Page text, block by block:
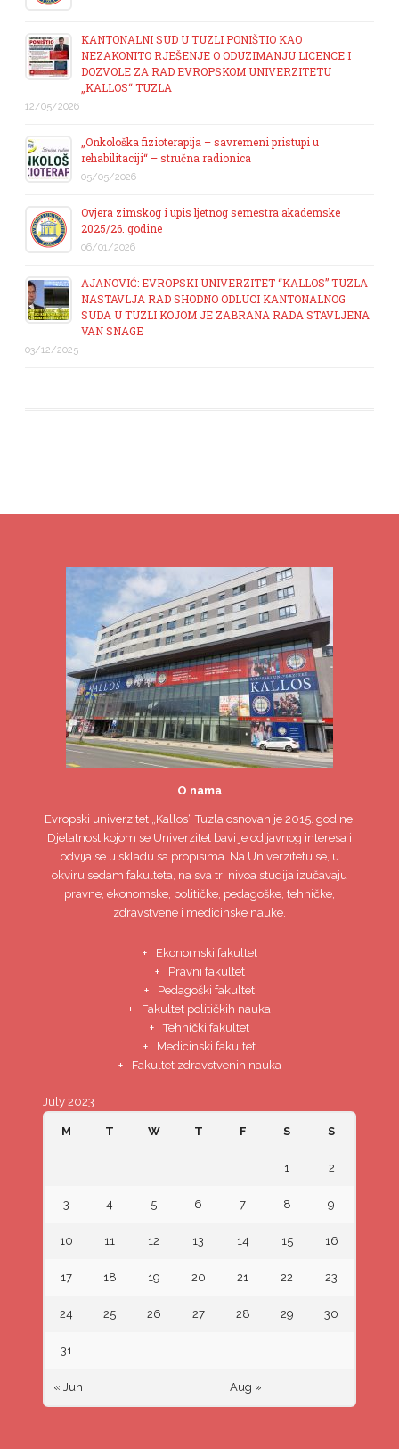
KANTONALNI SUD U TUZLI PONIŠTIO KAO
NEZAKONITO RJEŠENJE O ODUZIMANJU LICENCE I
DOZVOLE ZA RAD EVROPSKOM UNIVERZITETU
„KALLOS“ TUZLA
12/05/2026
„Onkološka fizioterapija – savremeni pristupi u
rehabilitaciji“ – stručna radionica
05/05/2026
Ovjera zimskog i upis ljetnog semestra akademske
2025/26. godine
06/01/2026
AJANOVIĆ: EVROPSKI UNIVERZITET “KALLOS” TUZLA
NASTAVLJA RAD SHODNO ODLUCI KANTONALNOG
SUDA U TUZLI KOJOM JE ZABRANA RADA STAVLJENA
VAN SNAGE
03/12/2025
O nama
Evropski univerzitet„Kallos“ Tuzla osnovan je 2015. godine.
Djelatnost kojom se Univerzitet bavi je od javnog interesa i
odvija se u skladu sa propisima. Na Univerzitetu se, u
okviru sedam fakulteta, na sva tri nivoa studija izučavaju
pravne, ekonomske, političke, pedagoške, tehničke,
zdravstvene i medicinske nauke.
Ekonomski fakultet
Pravni fakultet
Pedagoški fakultet
Fakultet političkih nauka
Tehnički fakultet
Medicinski fakultet
Fakultet zdravstvenih nauka
July 2023
M T W T F S S
« Jun Aug »
1 2
3 4 5 6 7 8 9
10 11 12 13 14 15 16
17 18 19 20 21 22 23
24 25 26 27 28 29 30
31